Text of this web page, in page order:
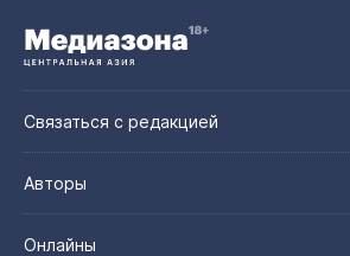
Связаться с редакцией
Авторы
Онлайны